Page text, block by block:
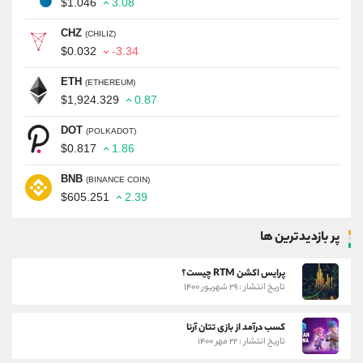
CHZ (CHILIZ)
$0.032 -3.34
ETH (ETHEREUM)
$1,924.329 0.87
DOT (POLKADOT)
$0.817 1.86
BNB (BINANCE COIN)
$605.251 2.39
پر بازدیدترین ها
پرایس اکشن RTM چیست؟
تاریخ انتشار : ۲۹ شهریور ۱۴۰۰
کسب درآمد از بازی تتان آرنا
تاریخ انتشار : ۲۲ مهر ۱۴۰۰